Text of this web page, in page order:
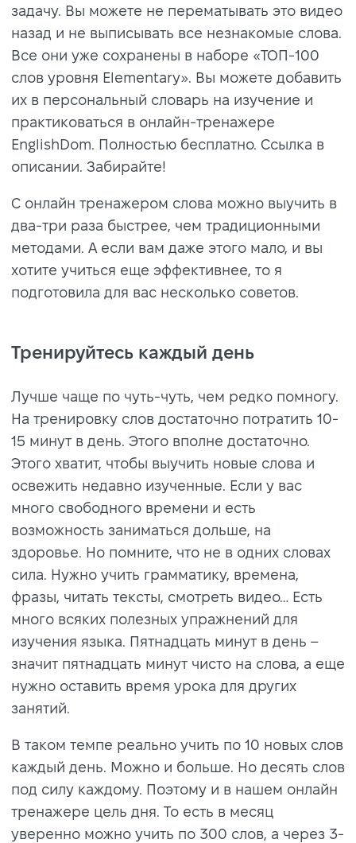
задачу. Вы можете не перематывать это видео
назад и не выписывать все незнакомые слова.
Все они уже сохранены в наборе «ТОП-100
слов уровня Elementary». Вы можете добавить
их в персональный словарь на изучение и
практиковаться в онлайн-тренажере
EnglishDom. Полностью бесплатно. Ссылка в
описании. Забирайте!
С онлайн тренажером слова можно выучить в
два-три раза быстрее, чем традиционными
методами. А если вам даже этого мало, и вы
хотите учиться еще эффективнее, то я
подготовила для вас несколько советов.
Тренируйтесь каждый день
Лучше чаще по чуть-чуть, чем редко помногу.
На тренировку слов достаточно потратить 10-
15 минут в день. Этого вполне достаточно.
Этого хватит, чтобы выучить новые слова и
освежить недавно изученные. Если у вас
много свободного времени и есть
возможность заниматься дольше, на
здоровье. Но помните, что не в одних словах
сила. Нужно учить грамматику, времена,
фразы, читать тексты, смотреть видео… Есть
много всяких полезных упражнений для
изучения языка. Пятнадцать минут в день –
значит пятнадцать минут чисто на слова, а еще
нужно оставить время урока для других
занятий.
В таком темпе реально учить по 10 новых слов
каждый день. Можно и больше. Но десять слов
под силу каждому. Поэтому и в нашем онлайн
тренажере цель дня. То есть в месяц
уверенно можно учить по 300 слов, а через 3-